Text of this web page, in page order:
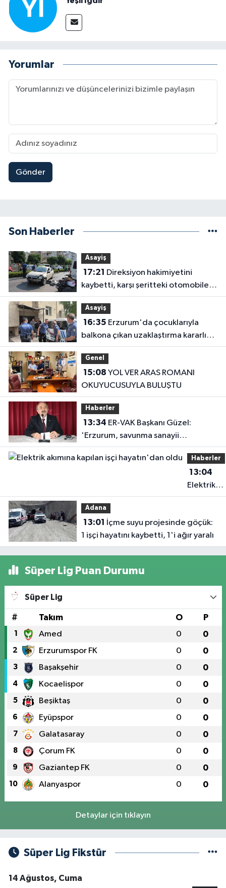
Yorumlar
Gönder
Son Haberler
Asayiş
17:21
kaybetti, karşı şeritteki otomobile
çarptı
Asayiş
16:35
balkona çıkan uzaklaştırma kararlı
koca ikna edildi
Genel
15:08
OKUYUCUSUYLA BULUŞTU
Haberler
13:34
'Erzurum, savunma sanayii
ekosistemine daha güçlü şekilde
dâhil edilmeli'
Haberler
13:04
Elektrik
akımına
oldu
Adana
13:01
1 işçi hayatını kaybetti, 1'i ağır yaralı
Süper Lig Puan Durumu
Süper Lig
# Takım O P
1 Amed 0 0
2 Erzurumspor FK 0 0
3 Başakşehir 0 0
4 Kocaelispor 0 0
5 Beşiktaş 0 0
6 Eyüpspor 0 0
7 Galatasaray 0 0
8 Çorum FK 0 0
9 Gaziantep FK 0 0
10 Alanyaspor 0 0
Detaylar için tıklayın
Süper Lig Fikstür
14 Ağustos, Cuma